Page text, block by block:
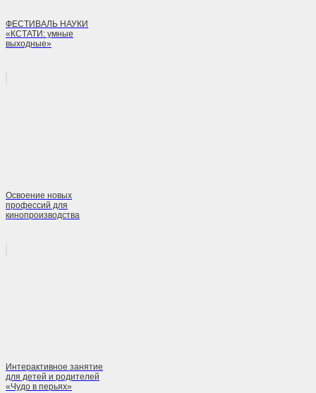
ФЕСТИВАЛЬ НАУКИ
«КСТАТИ: умные
выходные»
Освоение новых
профессий для
кинопроизводства
Интерактивное занятие
для детей и родителей
«Чудо в перьях»